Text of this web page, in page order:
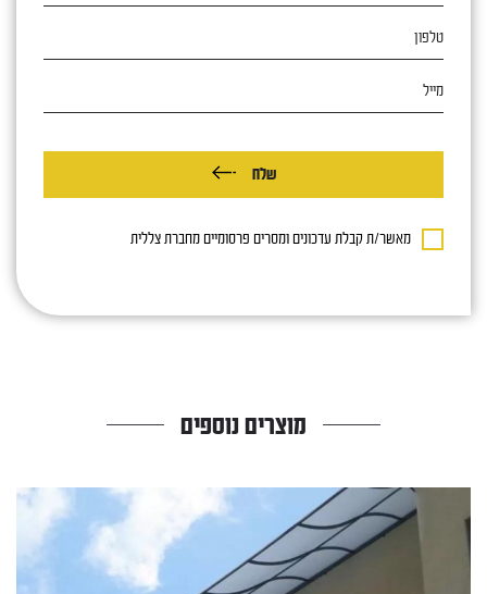
שלח
מאשר/ת קבלת עדכונים ומסרים פרסומיים מחברת צללית
מוצרים נוספים